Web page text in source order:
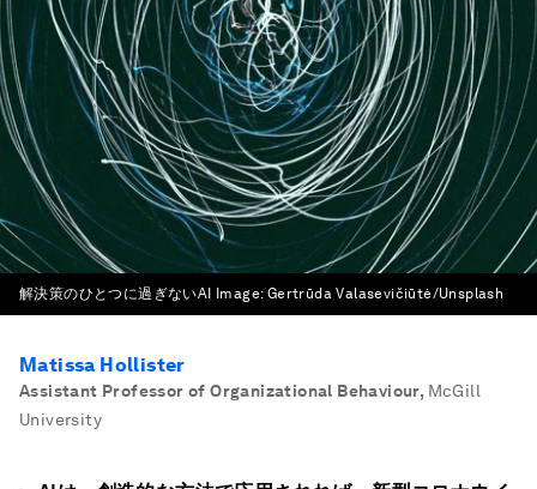
解決策のひとつに過ぎないAI Image: Gertrūda Valasevičiūtė/Unsplash
Matissa Hollister
Assistant Professor of Organizational Behaviour, McGill
University